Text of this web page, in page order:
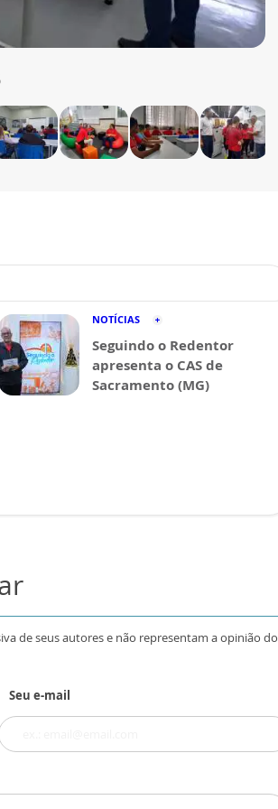
NOTÍCIAS
Seguindo o Redentor
apresenta o CAS de
Sacramento (MG)
de seus autores e não representam a opinião do
Seu e-mail